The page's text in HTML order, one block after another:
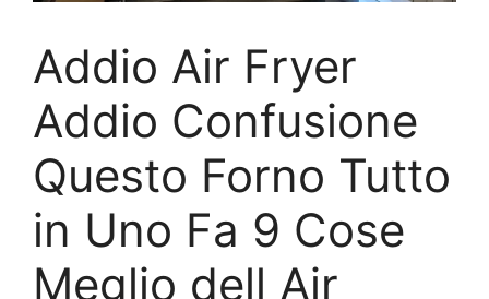
Addio Air Fryer
Addio Confusione
Questo Forno Tutto
in Uno Fa 9 Cose
Meglio dell Air